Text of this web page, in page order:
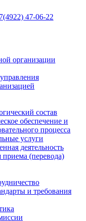
47-06-22
организации
состав
обеспечение и
процесса
услуги
деятельность
приема (перевода)
и требования